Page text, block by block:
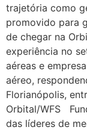
trajetória como
promovido para
de chegar na
experiência no
aéreas e
aéreo,
Florianópolis,
Orbital/WFS
das líderes de